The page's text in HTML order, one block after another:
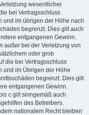
wesentlicher
bei Vertragsschluss
und im übrigen der Höhe nach
begrenzt. Dies gilt auch
entgangenen Gewinn.
außer bei der Verletzung von
oder grob
die bei Vertragsschluss
und im Übrigen der Höhe
begrenzt. Dies gilt
entgangenen Gewinn.
c gilt sinngemäß auch
des Betreibers.
nationalem Recht bleiben